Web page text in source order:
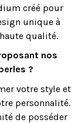
créé pour
unique à
qualité.
nos
?
votre style et
personnalité.
de posséder